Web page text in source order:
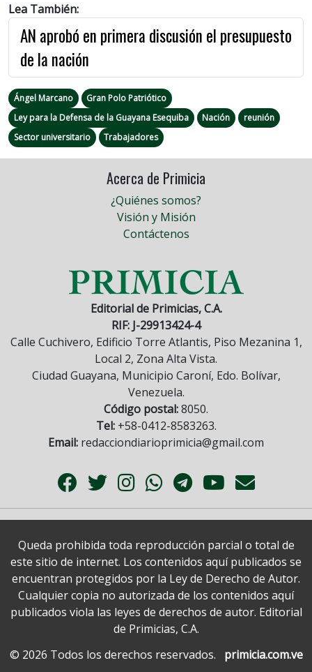
Lea También:
AN aprobó en primera discusión el presupuesto
de la nación
Ángel Marcano
Gran Polo Patriótico
Ley para la Defensa de la Guayana Esequiba
Nación
reunión
Sector universitario
Trabajadores
Acerca de Primicia
¿Quiénes somos?
Visión y Misión
Contáctenos
Editorial de Primicias, C.A.
RIF: J-29913424-4
Calle Cuchivero, Edificio Torre Atlantis, Piso Mezanina 1,
Local 2, Zona Alta Vista.
Ciudad Guayana, Municipio Caroní, Edo. Bolívar,
Venezuela.
Código postal:8050.
Tel:+58-0412-8583263.
Email: redacciondiarioprimicia@gmail.com
Queda prohibida toda reproducción parcial o total de
este sitio de internet. Los contenidos aquí publicados se
encuentran protegidos por la Ley de Derecho de Autor.
Cualquier copia no autorizada de los contenidos aquí
publicados viola las leyes de derechos de autor. Editorial
de Primicias, C.A.
© 2026 Todos los derechos reservados.
primicia.com.ve